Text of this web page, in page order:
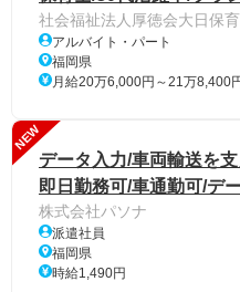
社会福祉法人厚徳会大日保
アルバイト・パート
福岡県
月給20万6,000円～21万8,400
NEW
データ入力/車両輸送を
即日勤務可/車通勤可/デ
株式会社パソナ
派遣社員
福岡県
時給1,490円